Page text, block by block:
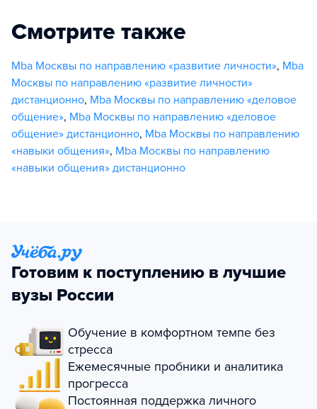
Смотрите также
Mba Москвы по направлению «развитие личности», Mba
Москвы по направлению «развитие личности»
дистанционно, Mba Москвы по направлению «деловое
общение», Mba Москвы по направлению «деловое
общение» дистанционно, Mba Москвы по направлению
«навыки общения», Mba Москвы по направлению
«навыки общения» дистанционно
Готовим к поступлению в лучшие
вузы России
Обучение в комфортном темпе без
стресса
Ежемесячные пробники и аналитика
прогресса
Постоянная поддержка личного